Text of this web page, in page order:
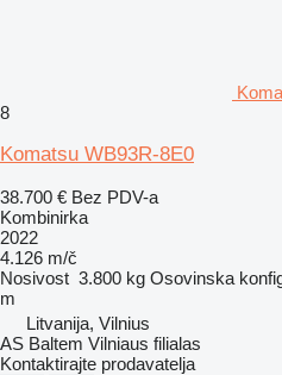
8
Komatsu WB93R-8E0
38.700 € Bez PDV-a
Kombinirka
2022
4.126 m/č
Nosivost 3.800 kg Osovinska
m
Litvanija, Vilnius
AS Baltem Vilniaus filialas
Kontaktirajte prodavatelja